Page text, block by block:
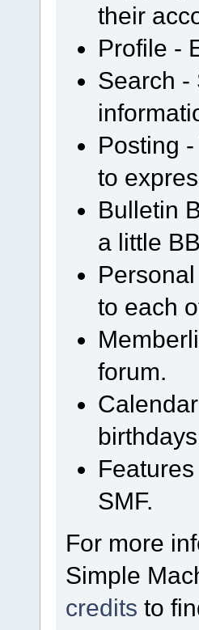
their
Profile -
Search -
Posting
to
Bulletin
a little
to each
forum.
SMF.
For more
Simple
credits to